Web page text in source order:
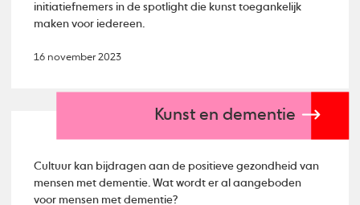
initiatiefnemers in de spotlight die kunst toegankelijk
maken voor iedereen.
16 november 2023
Kunst en dementie
Cultuur kan bijdragen aan de positieve gezondheid van
mensen met dementie. Wat wordt er al aangeboden
voor mensen met dementie?